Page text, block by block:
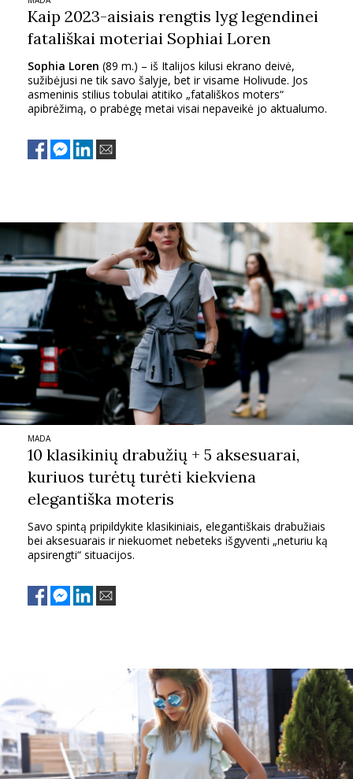
Kaip 2023-aisiais rengtis lyg legendinei
fatališkai moteriai Sophiai Loren
Sophia Loren (89 m.) – iš Italijos kilusi ekrano deivė,
sužibėjusi ne tik savo šalyje, bet ir visame Holivude. Jos
asmeninis stilius tobulai atitiko „fatališkos moters“
apibrėžimą, o prabėgę metai visai nepaveikė jo aktualumo.
MADA
10 klasikinių drabužių + 5 aksesuarai,
kuriuos turėtų turėti kiekviena
elegantiška moteris
Savo spintą pripildykite klasikiniais, elegantiškais drabužiais
bei aksesuarais ir niekuomet nebeteks išgyventi „neturiu ką
apsirengti“ situacijos.